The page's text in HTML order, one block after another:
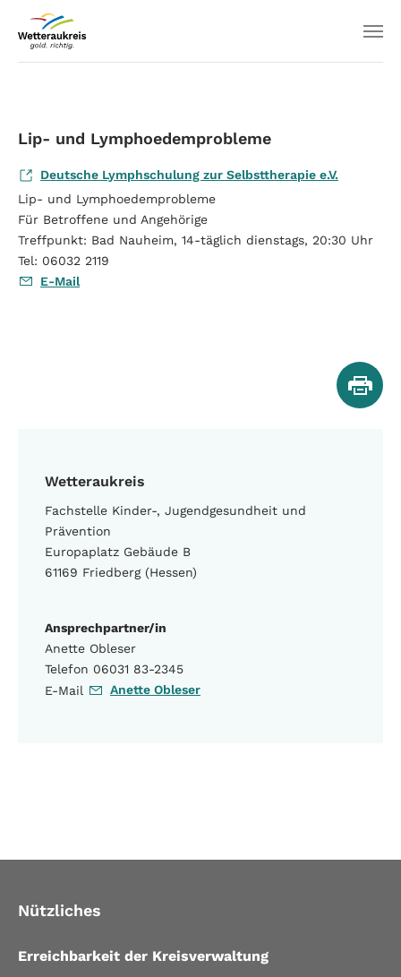
Wetteraukreis
Fachstelle Kinder-, Jugendgesundheit und
Prävention
Europaplatz Gebäude B
61169 Friedberg (Hessen)
Ansprechpartner/in
Anette Obleser
Telefon 06031 83-2345
E-Mail
Anette Obleser
Lip- und Lymphoedemprobleme
Deutsche Lymphschulung zur Selbsttherapie e.V.
Lip- und Lymphoedemprobleme
Für Betroffene und Angehörige
Treffpunkt: Bad Nauheim, 14-täglich dienstags, 20:30 Uhr
Tel: 06032 2119
E-Mail
Nützliches
Erreichbarkeit der Kreisverwaltung